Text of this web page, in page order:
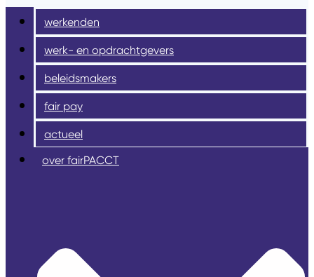
werkenden
werk- en opdrachtgevers
beleidsmakers
fair pay
actueel
over fairPACCT